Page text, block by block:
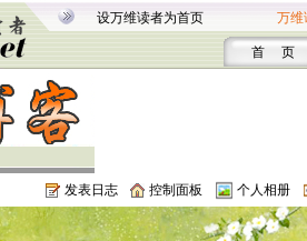
设万维读者为首页 万维
首 页
发表日志 控制面板 个人相册